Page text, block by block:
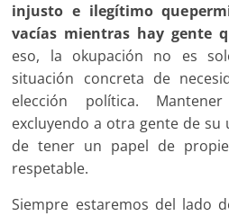
injusto e ilegítimo que
vacías mientras hay gente
eso, la okupación no es
situación concreta de
elección política.
excluyendo a otra gente de
de tener un papel de
respetable.
Siempre estaremos del lado